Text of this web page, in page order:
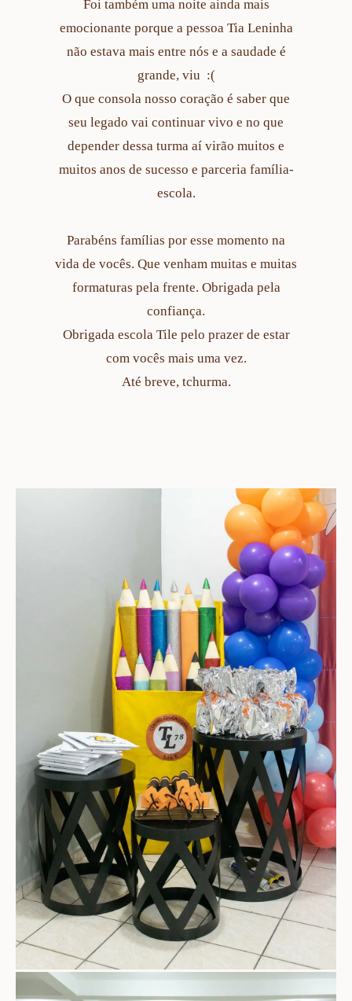
Foi também uma noite ainda mais
emocionante porque a pessoa Tia Leninha
não estava mais entre nós e a saudade é
grande, viu :(
O que consola nosso coração é saber que
seu legado vai continuar vivo e no que
depender dessa turma aí virão muitos e
muitos anos de sucesso e parceria família-
escola.
Parabéns famílias por esse momento na
vida de vocês. Que venham muitas e muitas
formaturas pela frente. Obrigada pela
confiança.
Obrigada escola Tile pelo prazer de estar
com vocês mais uma vez.
Até breve, tchurma.